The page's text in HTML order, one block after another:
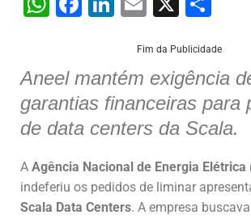
s
A
p
p
e
b
o
o
k
e
dI
n
ai
l
ar
e
Fim da Publicidade
Aneel mantém exigência
garantias financeiras para
de data centers da Scala.
A Agência Nacional de Energia Elétrica
indeferiu os pedidos de liminar
Scala Data Centers. A empresa